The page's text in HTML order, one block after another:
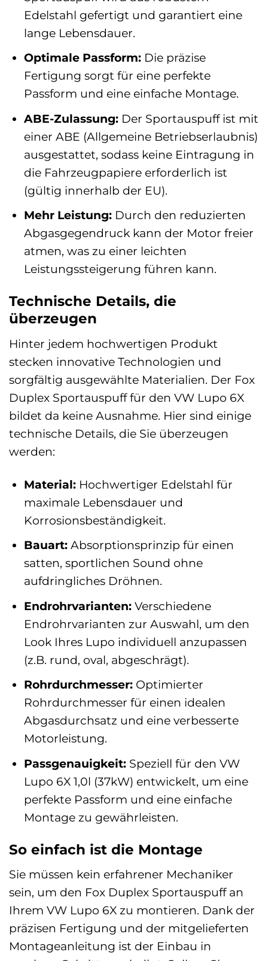
Edelstahl gefertigt und garantiert eine
lange Lebensdauer.
Optimale Passform:Die präzise
Fertigung sorgt für eine perfekte
Passform und eine einfache Montage.
ABE-Zulassung:Der Sportauspuff ist mit
einer ABE (Allgemeine Betriebserlaubnis)
ausgestattet, sodass keine Eintragung in
die Fahrzeugpapiere erforderlich ist
(gültig innerhalb der EU).
Mehr Leistung:Durch den reduzierten
Abgasgegendruck kann der Motor freier
atmen, was zu einer leichten
Leistungssteigerung führen kann.
Technische Details, die
überzeugen
Hinter jedem hochwertigen Produkt
stecken innovative Technologien und
sorgfältig ausgewählte Materialien. Der Fox
Duplex Sportauspuff für den VW Lupo 6X
bildet da keine Ausnahme. Hier sind einige
technische Details, die Sie überzeugen
werden:
Material:Hochwertiger Edelstahl für
maximale Lebensdauer und
Korrosionsbeständigkeit.
Bauart:Absorptionsprinzip für einen
satten, sportlichen Sound ohne
aufdringliches Dröhnen.
Endrohrvarianten:Verschiedene
Endrohrvarianten zur Auswahl, um den
Look Ihres Lupo individuell anzupassen
(z.B. rund, oval, abgeschrägt).
Rohrdurchmesser:Optimierter
Rohrdurchmesser für einen idealen
Abgasdurchsatz und eine verbesserte
Motorleistung.
Passgenauigkeit:Speziell für den VW
Lupo 6X 1,0l (37kW) entwickelt, um eine
perfekte Passform und eine einfache
Montage zu gewährleisten.
So einfach ist die Montage
Sie müssen kein erfahrener Mechaniker
sein, um den Fox Duplex Sportauspuff an
Ihrem VW Lupo 6X zu montieren. Dank der
präzisen Fertigung und der mitgelieferten
Montageanleitung ist der Einbau in